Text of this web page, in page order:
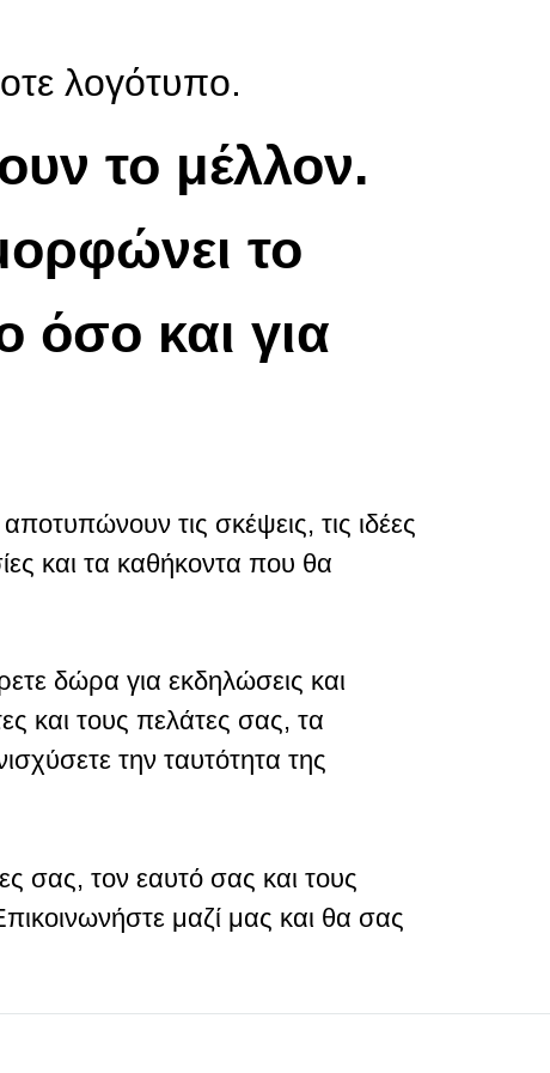
λογότυπο.
το μέλλον.
το
όσο και για
τις σκέψεις, τις ιδέες
και τα καθήκοντα που θα
δώρα για εκδηλώσεις και
και τους πελάτες σας, τα
την ταυτότητα της
σας, τον εαυτό σας και τους
μαζί μας και θα σας